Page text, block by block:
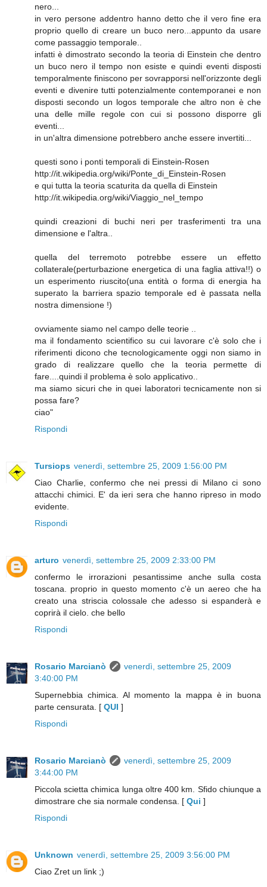
nero...
in vero persone addentro hanno detto che il vero fine era
proprio quello di creare un buco nero...appunto da usare
come passaggio temporale..
infatti è dimostrato secondo la teoria di Einstein che dentro
un buco nero il tempo non esiste e quindi eventi disposti
temporalmente finiscono per sovrapporsi nell'orizzonte degli
eventi e divenire tutti potenzialmente contemporanei e non
disposti secondo un logos temporale che altro non è che
una delle mille regole con cui si possono disporre gli
eventi...
in un'altra dimensione potrebbero anche essere invertiti...
questi sono i ponti temporali di Einstein-Rosen
http://it.wikipedia.org/wiki/Ponte_di_Einstein-Rosen
e qui tutta la teoria scaturita da quella di Einstein
http://it.wikipedia.org/wiki/Viaggio_nel_tempo
quindi creazioni di buchi neri per trasferimenti tra una
dimensione e l'altra..
quella del terremoto potrebbe essere un effetto
collaterale(perturbazione energetica di una faglia attiva!!) o
un esperimento riuscito(una entità o forma di energia ha
superato la barriera spazio temporale ed è passata nella
nostra dimensione !)
ovviamente siamo nel campo delle teorie ..
ma il fondamento scientifico su cui lavorare c'è solo che i
riferimenti dicono che tecnologicamente oggi non siamo in
grado di realizzare quello che la teoria permette di
fare....quindi il problema è solo applicativo..
ma siamo sicuri che in quei laboratori tecnicamente non si
possa fare?
ciao"
Rispondi
Tursiops venerdì, settembre 25, 2009 1:56:00 PM
Ciao Charlie, confermo che nei pressi di Milano ci sono
attacchi chimici. E' da ieri sera che hanno ripreso in modo
evidente.
Rispondi
arturo venerdì, settembre 25, 2009 2:33:00 PM
confermo le irrorazioni pesantissime anche sulla costa
toscana. proprio in questo momento c'è un aereo che ha
creato una striscia colossale che adesso si espanderà e
coprirà il cielo. che bello
Rispondi
Rosario Marcianò
venerdì, settembre 25, 2009
3:40:00 PM
Supernebbia chimica. Al momento la mappa è in buona
parte censurata. [ QUI ]
Rispondi
Rosario Marcianò
venerdì, settembre 25, 2009
3:44:00 PM
Piccola scietta chimica lunga oltre 400 km. Sfido chiunque a
dimostrare che sia normale condensa. [ Qui ]
Rispondi
Unknown venerdì, settembre 25, 2009 3:56:00 PM
Ciao Zret un link ;)